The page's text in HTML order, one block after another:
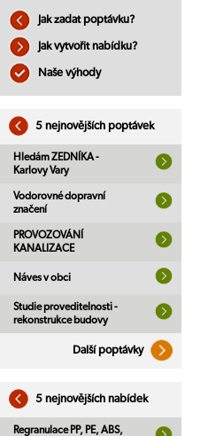
Jak zadat poptávku?
Jak vytvořit nabídku?
Naše výhody
5 nejnovějších poptávek
Hledám ZEDNÍKA -
Karlovy Vary
Vodorovné dopravní
značení
PROVOZOVÁNÍ
KANALIZACE
Náves v obci
Studie proveditelnosti -
rekonstrukce budovy
Další poptávky
5 nejnovějších nabídek
Regranulace PP, PE, ABS,